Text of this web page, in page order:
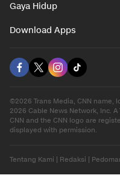
Gaya Hidup
Download Apps
©2026 Trans Media, CNN name,
2026 Cable News Network, Inc.
CNN and the CNN logo are
displayed with permission.
Tentang Kami Redaksi